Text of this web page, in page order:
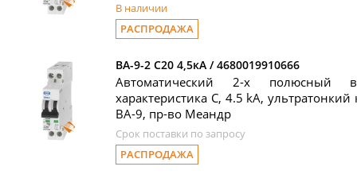
В наличии
РАСПРОДАЖА
ВА-9-2 C20 4,5кА / 4680019910666
Автоматический 2-х полюсный
характеристика C, 4.5 kA,
ВА-9, пр-во Меандр
Срок поставки по запросу
РАСПРОДАЖА